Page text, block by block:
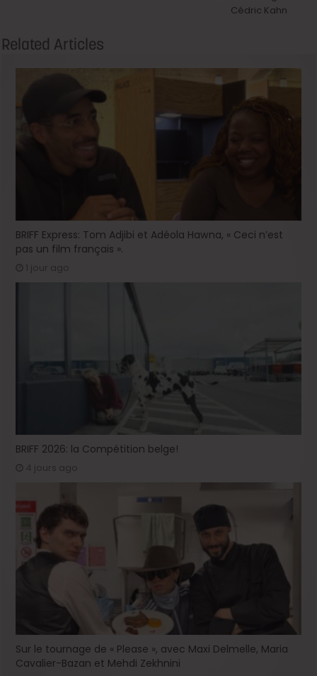
Cédric Kahn
Related Articles
BRIFF Express: Tom Adjibi et Adéola Hawna, « Ceci n’est
pas un film français ».
1 jour ago
BRIFF 2026: la Compétition belge!
4 jours ago
Sur le tournage de « Please », avec Maxi Delmelle, Maria
Cavalier-Bazan et Mehdi Zekhnini